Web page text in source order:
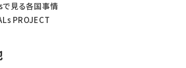
で見る各国事情
PROJECT